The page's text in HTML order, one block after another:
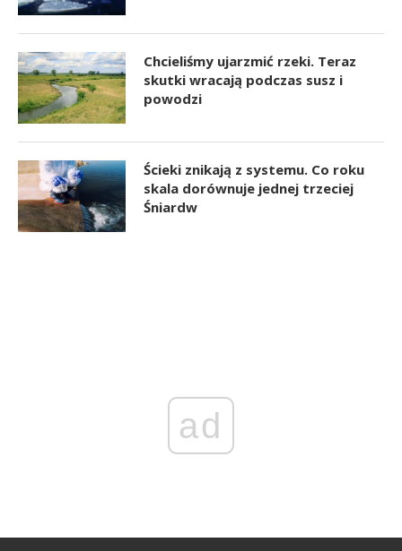
Chcieliśmy ujarzmić rzeki. Teraz
skutki wracają podczas susz i
powodzi
Ścieki znikają z systemu. Co roku
skala dorównuje jednej trzeciej
Śniardw
ad